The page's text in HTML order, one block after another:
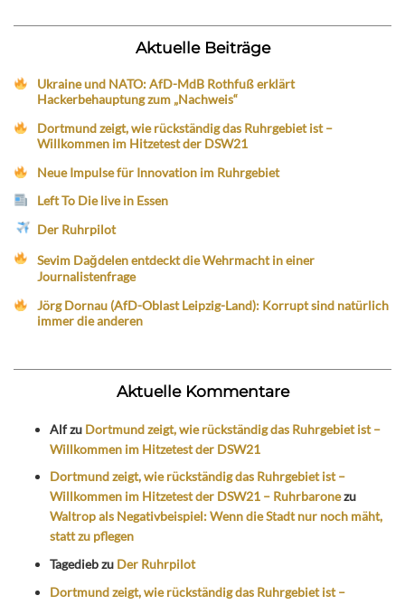
Aktuelle Beiträge
Ukraine und NATO: AfD-MdB Rothfuß erklärt
Hackerbehauptung zum „Nachweis“
Dortmund zeigt, wie rückständig das Ruhrgebiet ist –
Willkommen im Hitzetest der DSW21
Neue Impulse für Innovation im Ruhrgebiet
Left To Die live in Essen
Der Ruhrpilot
Sevim Dağdelen entdeckt die Wehrmacht in einer
Journalistenfrage
Jörg Dornau (AfD-Oblast Leipzig-Land): Korrupt sind natürlich
immer die anderen
Aktuelle Kommentare
Alfzu Dortmund zeigt, wie rückständig das Ruhrgebiet ist –
Willkommen im Hitzetest der DSW21
Dortmund zeigt, wie rückständig das Ruhrgebiet ist –
Willkommen im Hitzetest der DSW21 – Ruhrbaronezu
Waltrop als Negativbeispiel: Wenn die Stadt nur noch mäht,
statt zu pflegen
Tagediebzu Der Ruhrpilot
Dortmund zeigt, wie rückständig das Ruhrgebiet ist –